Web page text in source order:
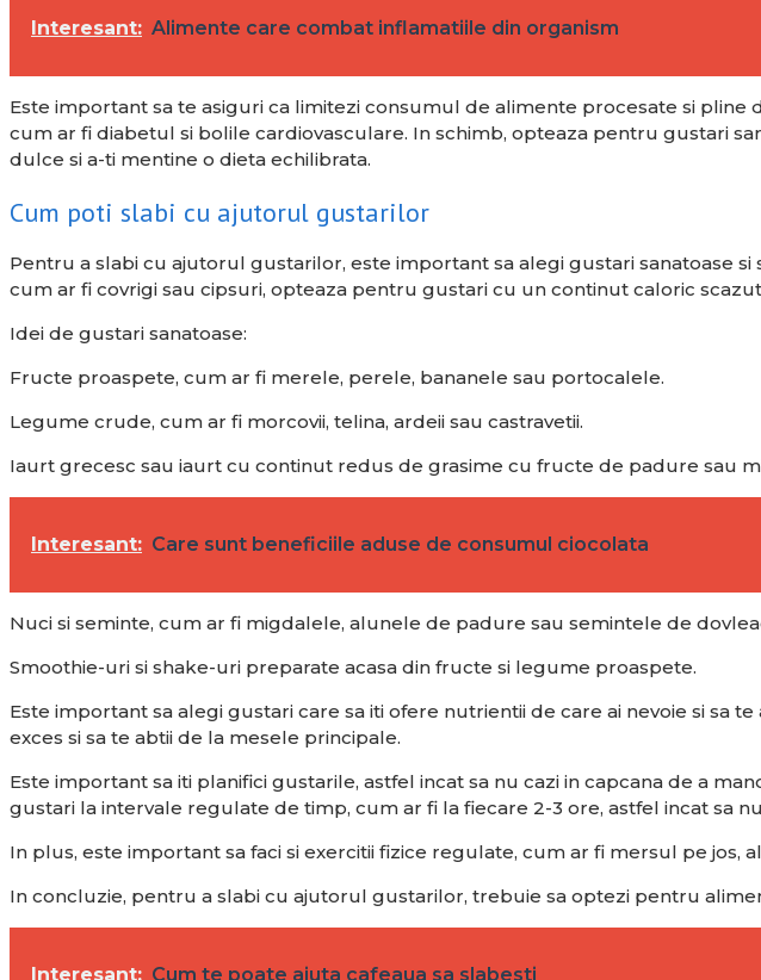
Interesant: Alimente care combat inflamatiile din organism
Este important sa te asiguri ca limitezi consumul de alimente procesate si
cum ar fi diabetul si bolile cardiovasculare. In schimb, opteaza pentru gustari
dulce si a-ti mentine o dieta echilibrata.
Cum poti slabi cu ajutorul gustarilor
Pentru a slabi cu ajutorul gustarilor, este important sa alegi gustari sanatoase
cum ar fi covrigi sau cipsuri, opteaza pentru gustari cu un continut caloric
Idei de gustari sanatoase:
Fructe proaspete, cum ar fi merele, perele, bananele sau portocalele.
Legume crude, cum ar fi morcovii, telina, ardeii sau castravetii.
Iaurt grecesc sau iaurt cu continut redus de grasime cu fructe de padure sau
Interesant: Care sunt beneficiile aduse de consumul ciocolata
Nuci si seminte, cum ar fi migdalele, alunele de padure sau semintele de
Smoothie-uri si shake-uri preparate acasa din fructe si legume proaspete.
Este important sa alegi gustari care sa iti ofere nutrientii de care ai nevoie si sa
exces si sa te abtii de la mesele principale.
Este important sa iti planifici gustarile, astfel incat sa nu cazi in capcana de a
gustari la intervale regulate de timp, cum ar fi la fiecare 2-3 ore, astfel incat sa
In plus, este important sa faci si exercitii fizice regulate, cum ar fi mersul pe
In concluzie, pentru a slabi cu ajutorul gustarilor, trebuie sa optezi pentru
Interesant: Cum te poate ajuta cafeaua sa slabesti